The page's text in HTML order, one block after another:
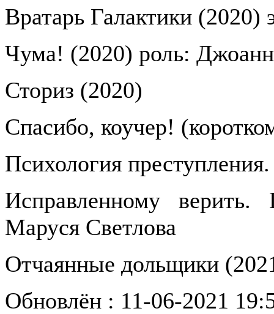
Вратарь Галактики (2020)
Чума! (2020) роль:
Сториз (2020)
Спасибо, коучер!
Психология
Исправленному
Маруся Светлова
Отчаянные дольщики
Обновлён : 11-06-2021